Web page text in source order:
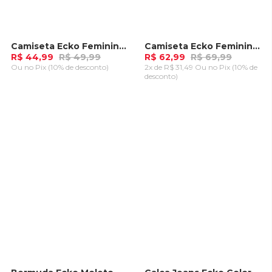
-10%Camiseta Ecko Feminina Rado Azul Claro
R$ 44,99 R$ 49,99
Ou no Pix (10% de desconto)
-10%Camiseta Ecko Feminina Bitch Lilás c/ Preta
R$ 62,99 R$ 69,99
2x de R$ 31,49 Ou no Pix (10% de
desconto)